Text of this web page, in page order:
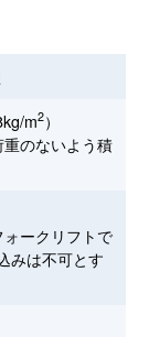
m2）
のないよう積
ークリフトで
みは不可とす